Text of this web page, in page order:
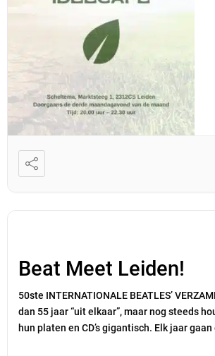
Beat Meet Leiden!
50ste INTERNATIONALE BEATLES’
dan 55 jaar “uit elkaar”, maar nog steeds
hun platen en CD’s gigantisch. Elk jaar